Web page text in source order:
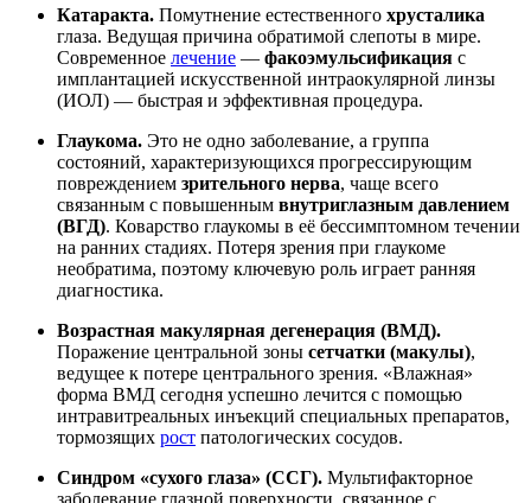
Катаракта. Помутнение естественного хрусталика
глаза. Ведущая причина обратимой слепоты в мире.
Современное лечение — факоэмульсификация с
имплантацией искусственной интраокулярной линзы
(ИОЛ) — быстрая и эффективная процедура.
Глаукома. Это не одно заболевание, а группа
состояний, характеризующихся прогрессирующим
повреждением зрительного нерва, чаще всего
связанным с повышенным внутриглазным давлением
(ВГД). Коварство глаукомы в её бессимптомном течении
на ранних стадиях. Потеря зрения при глаукоме
необратима, поэтому ключевую роль играет ранняя
диагностика.
Возрастная макулярная дегенерация (ВМД).
Поражение центральной зоны сетчатки (макулы),
ведущее к потере центрального зрения. «Влажная»
форма ВМД сегодня успешно лечится с помощью
интравитреальных инъекций специальных препаратов,
тормозящих рост патологических сосудов.
Синдром «сухого глаза» (ССГ). Мультифакторное